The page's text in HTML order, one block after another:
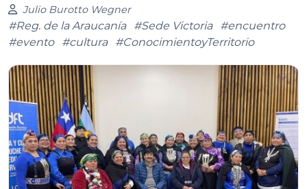
Julio Burotto Wegner
#Reg. de la Araucanía #Sede Victoria
#encuentro
#evento
#cultura #ConocimientoyTerritorio